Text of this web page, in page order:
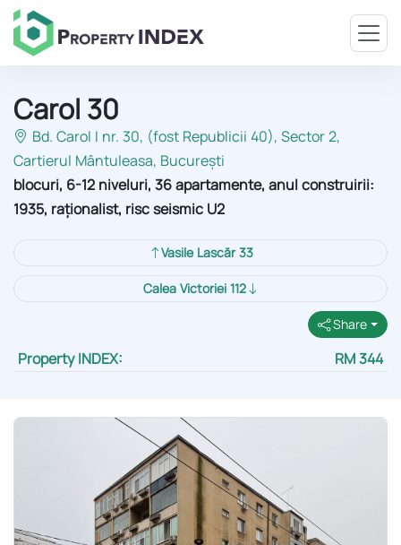
Carol 30
Bd. Carol I nr. 30, (fost Republicii 40), Sector 2,
Cartierul Mântuleasa, București
blocuri, 6-12 niveluri, 36 apartamente, anul construirii:
1935, raționalist, risc seismic U2
Vasile Lascăr 33
Calea Victoriei 112
Share
Property INDEX: RM 344